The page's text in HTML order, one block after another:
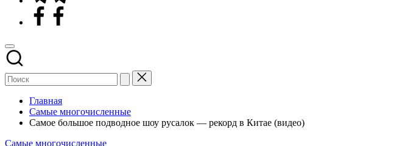
Facebook
Главная
Самые многочисленные
Самое большое подводное шоу русалок — рекорд в Китае (видео)
Опубликовано
Самые многочисленные